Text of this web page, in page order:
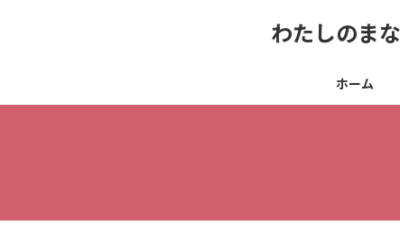
わたしのま
ホーム